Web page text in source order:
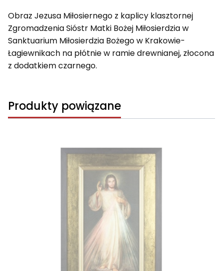
Obraz Jezusa Miłosiernego z kaplicy klasztornej
Zgromadzenia Sióstr Matki Bożej Miłosierdzia w
Sanktuarium Miłosierdzia Bożego w Krakowie-
Łagiewnikach na płótnie w ramie drewnianej, złocona
z dodatkiem czarnego.
Produkty powiązane